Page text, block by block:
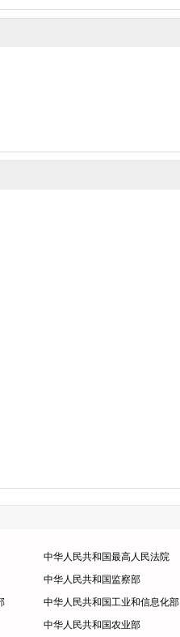
中华人民共和国最高人民法院
中华人民共和国监察部
中华人民共和国工业和信息化部
中华人民共和国农业部